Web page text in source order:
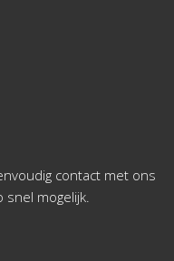
contact met ons
snel mogelijk.